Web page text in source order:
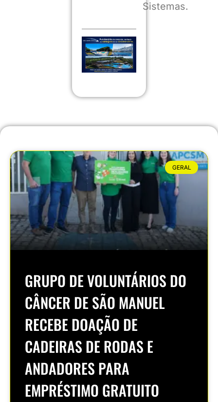
Sistemas.
GERAL
GRUPO DE VOLUNTÁRIOS DO
CÂNCER DE SÃO MANUEL
RECEBE DOAÇÃO DE
CADEIRAS DE RODAS E
ANDADORES PARA
EMPRÉSTIMO GRATUITO